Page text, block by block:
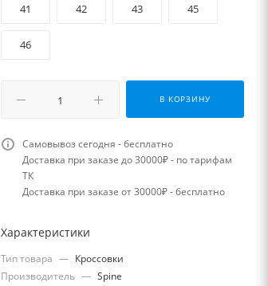
41 42 43 45
46
В КОРЗИНУ
Самовывоз сегодня - бесплатно
Доставка при заказе до 30000₽ - по тарифам
ТК
Доставка при заказе от 30000₽ - бесплатно
Характеристики
Тип товара — Кроссовки
Производитель — Spine